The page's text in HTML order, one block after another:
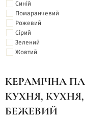
Синій
Помаранчевий
Рожевий
Сірий
Зелений
Жовтий
КЕРАМІЧНА
КУХНЯ,
БЕЖЕВИЙ